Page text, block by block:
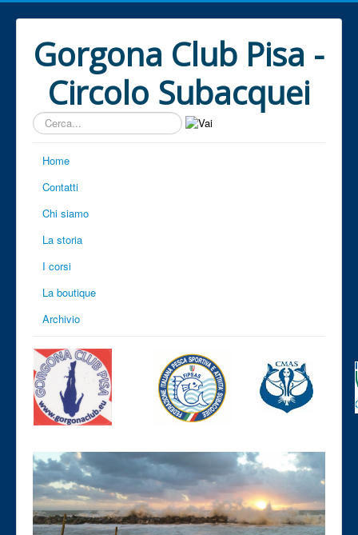
Gorgona Club Pisa -
Circolo Subacquei
Cerca...
Home
Contatti
Chi siamo
La storia
I corsi
La boutique
Archivio